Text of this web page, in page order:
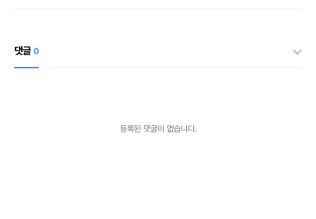
댓글 0
등록된 댓글이 없습니다.